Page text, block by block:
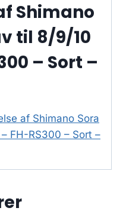
Shimano
til 8/9/10
– Sort –
af Shimano Sora
FH-RS300 – Sort –